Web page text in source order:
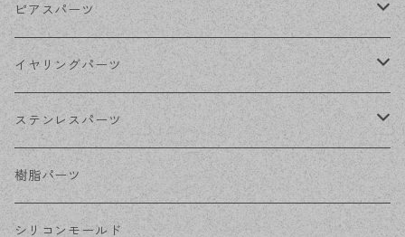
ゴールド
シルバー
ホワイトシルバー
ステンレス・シルバー
ステンレス・ゴールド
ピアスパーツ
ポストピアス
フックピアス
その他ピアス
イヤリングパーツ
ネジばねイヤリング
クリップイヤリング
ノンホールピアス
ステンレスパーツ
ステンレスピアス
ステンレスイヤリング
樹脂パーツ
シリコンモールド